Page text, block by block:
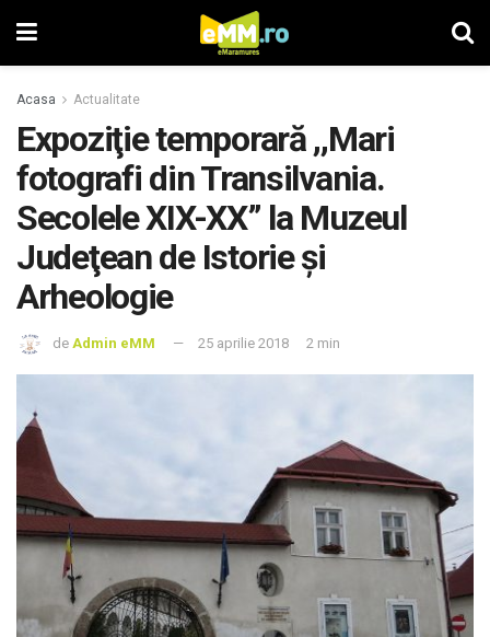
Acasa Actualitate
Expoziţie temporară ,,Mari
fotografi din Transilvania.
Secolele XIX-XX” la Muzeul
Judeţean de Istorie şi
Arheologie
de Admin eMM 25 aprilie 2018 2 min